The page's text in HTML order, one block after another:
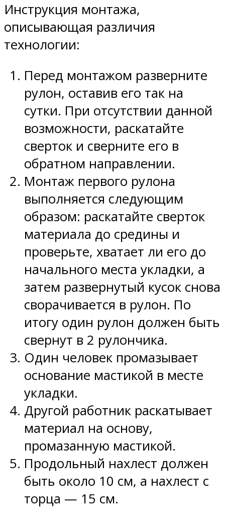
Инструкция монтажа,
описывающая различия
технологии:
Перед монтажом разверните
рулон, оставив его так на
сутки. При отсутствии данной
возможности, раскатайте
сверток и сверните его в
обратном направлении.
Монтаж первого рулона
выполняется следующим
образом: раскатайте сверток
материала до средины и
проверьте, хватает ли его до
начального места укладки, а
затем развернутый кусок снова
сворачивается в рулон. По
итогу один рулон должен быть
свернут в 2 рулончика.
Один человек промазывает
основание мастикой в месте
укладки.
Другой работник раскатывает
материал на основу,
промазанную мастикой.
Продольный нахлест должен
быть около 10 см, а нахлест с
торца — 15 см.